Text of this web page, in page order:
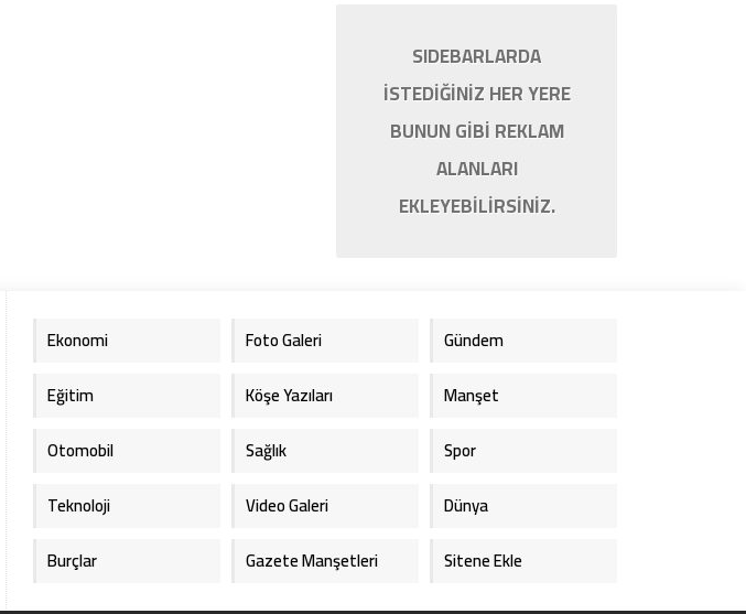
SIDEBARLARDA
İSTEDİĞİNİZ HER YERE
BUNUN GİBİ REKLAM
ALANLARI
EKLEYEBİLİRSİNİZ.
Ekonomi Foto Galeri
Gündem
Eğitim
Köşe Yazıları
Manşet
Otomobil
Sağlık
Spor
Teknoloji
Video Galeri
Dünya
Burçlar
Gazete Manşetleri Sitene Ekle